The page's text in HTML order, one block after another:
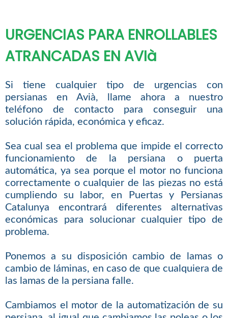
URGENCIAS PARA ENROLLABLES
ATRANCADAS EN AVIà
Si tiene cualquier tipo de urgencias con
persianas en Avià, llame ahora a nuestro
teléfono de contacto para conseguir una
solución rápida, económica y eficaz.
Sea cual sea el problema que impide el correcto
funcionamiento de la persiana o puerta
automática, ya sea porque el motor no funciona
correctamente o cualquier de las piezas no está
cumpliendo su labor, en Puertas y Persianas
Catalunya encontrará diferentes alternativas
económicas para solucionar cualquier tipo de
problema.
Ponemos a su disposición cambio de lamas o
cambio de láminas, en caso de que cualquiera de
las lamas de la persiana falle.
Cambiamos el motor de la automatización de su